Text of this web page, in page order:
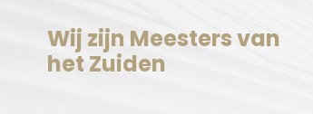
Wij zijn Meesters van
het Zuiden